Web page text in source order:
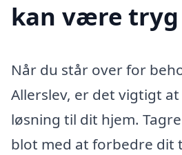
kan være tryg
Når du står over for
Allerslev, er det vigtigt
løsning til dit hjem.
blot med at forbedre dit